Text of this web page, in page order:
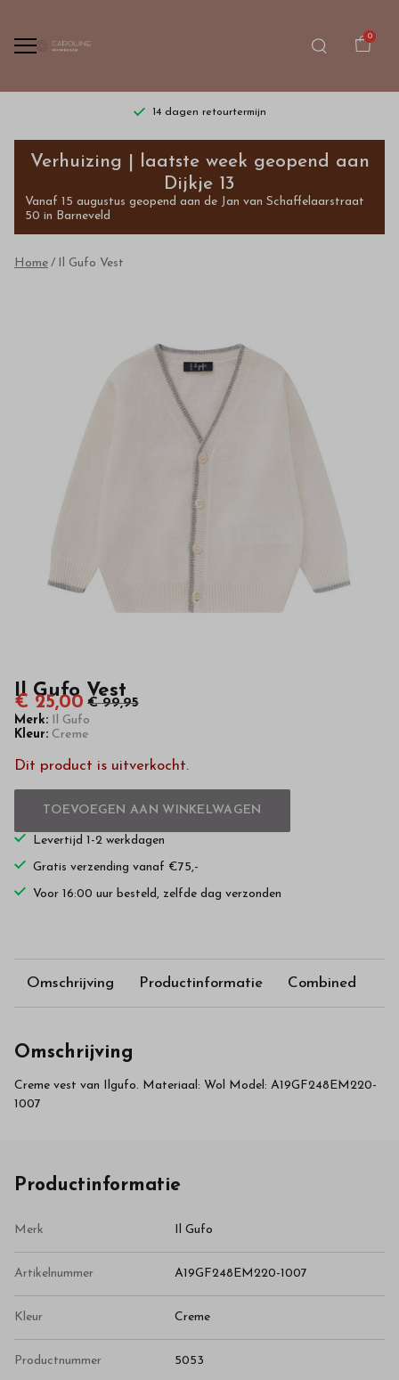
0
14 dagen retourtermijn
Il
Gufo
Vest
kinderkleding
kwaliteit
onze
webshop
Verhuizing | laatste week geopend aan
Dijkje 13
Vanaf 15 augustus geopend aan de Jan van Schaffelaarstraat
50 in Barneveld
Home Il Gufo Vest
Il Gufo Vest
€ 25,00 € 99,95
Merk: Il Gufo
Kleur: Creme
Dit product is uitverkocht.
TOEVOEGEN AAN WINKELWAGEN
Levertijd 1-2 werkdagen
Gratis verzending vanaf €75,-
Voor 16:00 uur besteld, zelfde dag verzonden
Omschrijving Productinformatie Combined
Omschrijving
Creme vest van Ilgufo. Materiaal: Wol Model: A19GF248EM220-
1007
Productinformatie
Merk Il Gufo
Artikelnummer A19GF248EM220-1007
Kleur Creme
Productnummer 5053